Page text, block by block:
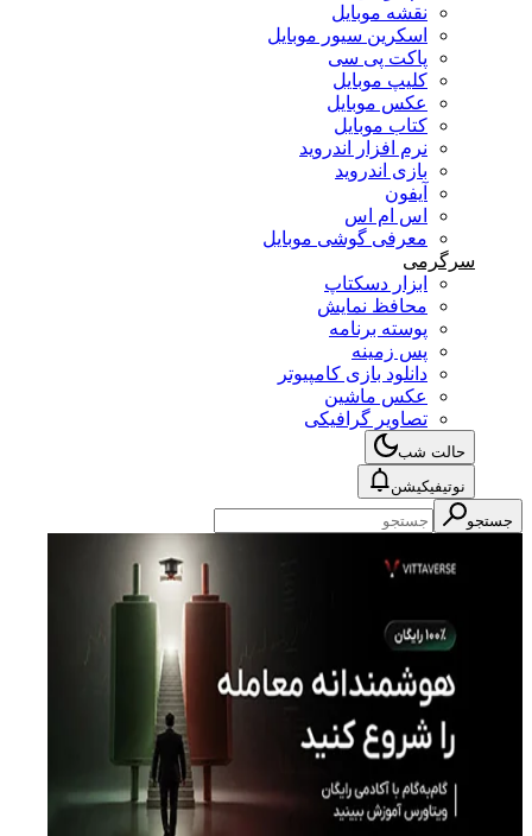
نقشه موبایل
اسکرین سیور موبایل
پاکت پی سی
کلیپ موبایل
عکس موبایل
کتاب موبایل
نرم افزار اندروید
بازی اندروید
آیفون
اس ام اس
معرفی گوشی موبایل
سرگرمی
ابزار دسکتاپ
محافظ نمایش
پوسته برنامه
پس زمینه
دانلود بازی کامپیوتر
عکس ماشین
تصاویر گرافیکی
حالت شب
نوتیفیکیشن
جستجو